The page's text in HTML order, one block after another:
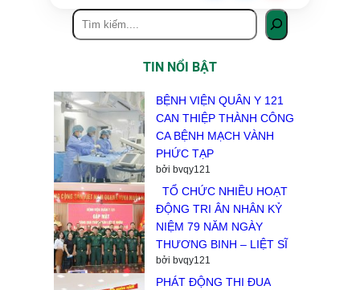
TIN NỔI BẬT
BỆNH VIỆN QUÂN Y 121
CAN THIỆP THÀNH CÔNG
CA BỆNH MẠCH VÀNH
PHỨC TẠP
bởi bvqy121
TỔ CHỨC NHIỀU HOẠT
ĐỘNG TRI ÂN NHÂN KỶ
NIỆM 79 NĂM NGÀY
THƯƠNG BINH – LIỆT SĨ
bởi bvqy121
PHÁT ĐỘNG THI ĐUA